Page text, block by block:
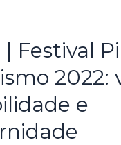
| Festival
2022:
e